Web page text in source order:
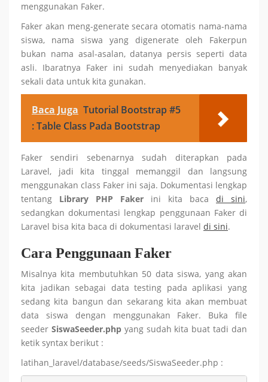
menggunakan Faker.
Faker akan meng-generate secara otomatis nama-nama
siswa, nama siswa yang digenerate oleh Fakerpun
bukan nama asal-asalan, datanya persis seperti data
asli. Ibaratnya Faker ini sudah menyediakan banyak
sekali data untuk kita gunakan.
Baca Juga Tutorial Bootstrap #5
: Table Class Pada Bootstrap
Faker sendiri sebenarnya sudah diterapkan pada
Laravel, jadi kita tinggal memanggil dan langsung
menggunakan class Faker ini saja. Dokumentasi lengkap
tentang Library PHP Faker ini kita baca di sini,
sedangkan dokumentasi lengkap penggunaan Faker di
Laravel bisa kita baca di dokumentasi laravel di sini.
Cara Penggunaan Faker
Misalnya kita membutuhkan 50 data siswa, yang akan
kita jadikan sebagai data testing pada aplikasi yang
sedang kita bangun dan sekarang kita akan membuat
data siswa dengan menggunakan Faker. Buka file
seeder SiswaSeeder.phpyang sudah kita buat tadi dan
ketik syntax berikut :
latihan_laravel/database/seeds/SiswaSeeder.php :